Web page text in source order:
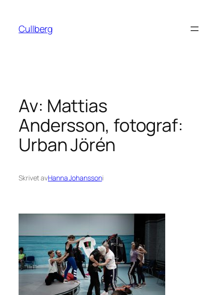
innehåll
Cullberg
Av: Mattias
Andersson, fotograf:
Urban Jörén
Skrivet avHanna Johanssoni